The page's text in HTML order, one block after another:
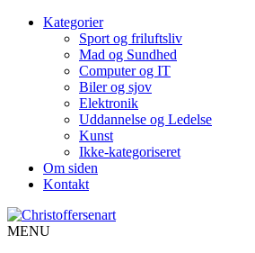
Kategorier
Sport og friluftsliv
Mad og Sundhed
Computer og IT
Biler og sjov
Elektronik
Uddannelse og Ledelse
Kunst
Ikke-kategoriseret
Om siden
Kontakt
MENU